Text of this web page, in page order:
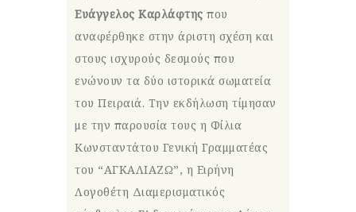
Ευάγγελος Καρλάφτης που
αναφέρθηκε στην άριστη σχέση και
στους ισχυρούς δεσμούς που
ενώνουν τα δύο ιστορικά σωματεία
του Πειραιά. Την εκδήλωση τίμησαν
με την παρουσία τους η Φίλια
Κωνσταντάτου Γενική Γραμματέας
του “ΑΓΚΑΛΙΑΖΩ”, η Ειρήνη
Λογοθέτη Διαμερισματικός